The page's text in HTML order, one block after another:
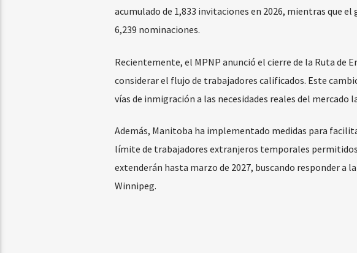
acumulado de 1,833 invitaciones en 2026, mientras que
6,239 nominaciones.
Recientemente, el MPNP anunció el cierre de la Ruta de
considerar el flujo de trabajadores calificados. Este
vías de inmigración a las necesidades reales del mercado
Además, Manitoba ha implementado medidas para
límite de trabajadores extranjeros temporales
extenderán hasta marzo de 2027, buscando responder a
Winnipeg.